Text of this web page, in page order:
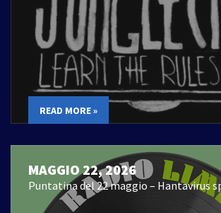
READ MORE »
MAGGIO 22, 2026
Puntatina del 22 maggio – Hantavirus